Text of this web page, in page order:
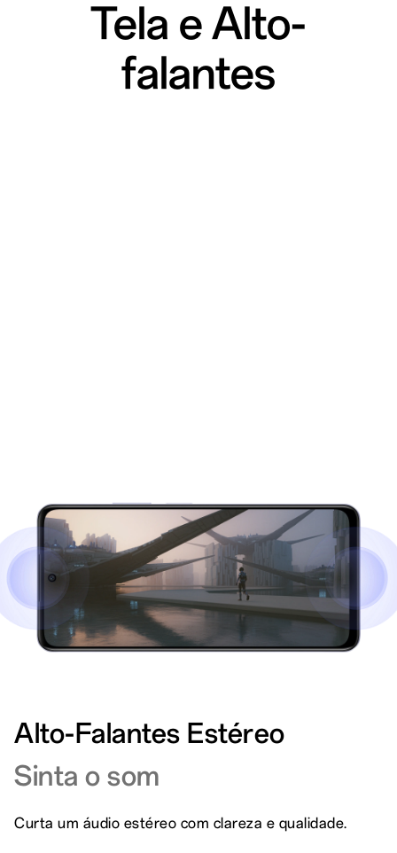
Tela e Alto-
falantes
Alto-Falantes Estéreo
Sinta o som
Curta um áudio estéreo com clareza e qualidade.